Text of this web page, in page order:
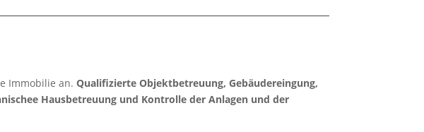
Immobilie an. Qualifizierte Objektbetreuung, Gebäudereingung,
Hausbetreuung und Kontrolle der Anlagen und der